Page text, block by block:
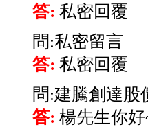
答: 私密回覆
問:私密留言
答: 私密回覆
問:建騰創達股
答: 楊先生你